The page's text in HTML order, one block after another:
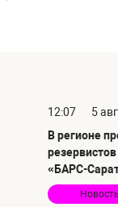
12:07
5
В регионе
«БАРС-
Новость